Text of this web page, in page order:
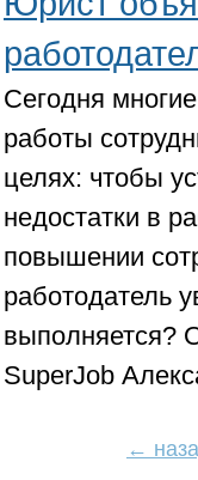
Сегодня
работы
целях: чтобы
недостатки в
повышении
работодатель
выполняется?
SuperJob
←